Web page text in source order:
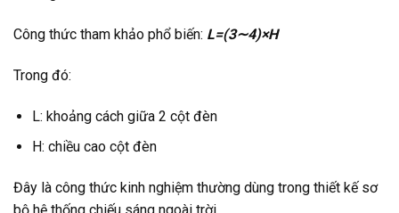
Công thức tham khảo phổ biến: L=(3∼4)×H
Trong đó:
L: khoảng cách giữa 2 cột đèn
H: chiều cao cột đèn
Đây là công thức kinh nghiệm thường dùng trong thiết kế sơ